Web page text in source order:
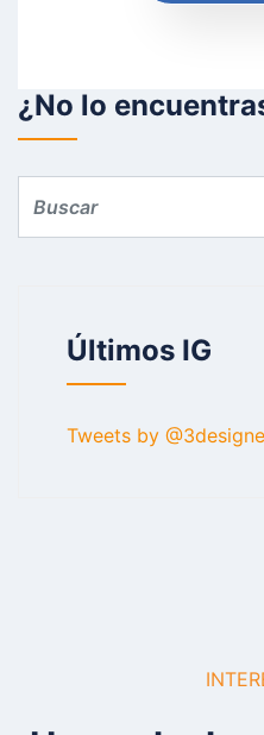
¿No lo
Últimos IG
Tweets by